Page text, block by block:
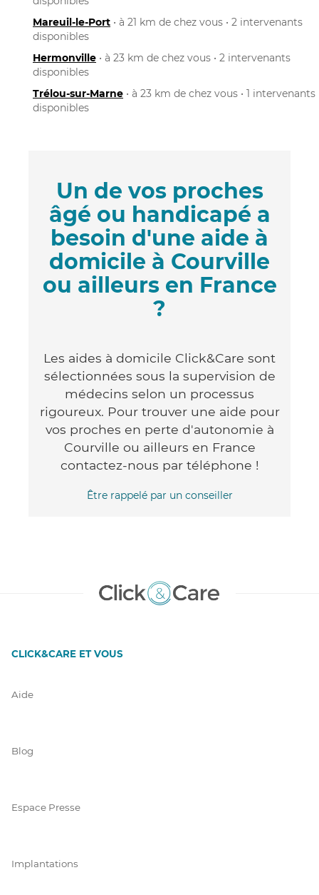
Mareuil-le-Port • à 21 km de chez vous • 2 intervenants
disponibles
Hermonville • à 23 km de chez vous • 2 intervenants
disponibles
Trélou-sur-Marne • à 23 km de chez vous • 1 intervenants
disponibles
Un de vos proches
âgé ou handicapé a
besoin d'une aide à
domicile à Courville
ou ailleurs en France
?
Les aides à domicile Click&Care sont
sélectionnées sous la supervision de
médecins selon un processus
rigoureux. Pour trouver une aide pour
vos proches en perte d'autonomie à
Courville ou ailleurs en France
contactez-nous par téléphone !
Être rappelé par un conseiller
CLICK&CARE ET VOUS
Aide
Blog
Espace Presse
Implantations